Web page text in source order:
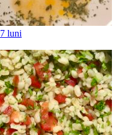
7 luni